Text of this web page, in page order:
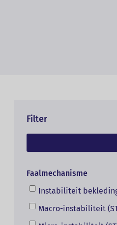
Filter
Faalmechanisme
Instabiliteit bekleding
Macro-instabiliteit